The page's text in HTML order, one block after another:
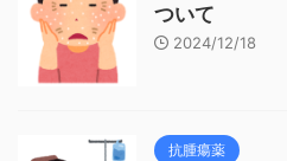
ついて
2024/12/18
抗腫瘍薬